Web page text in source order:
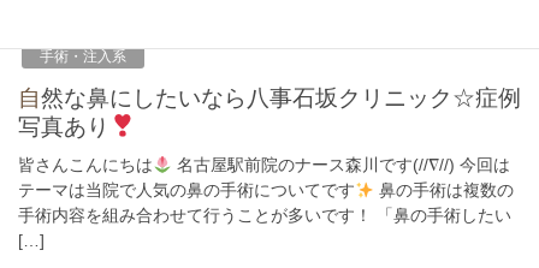
手術・注入系
自然な鼻にしたいなら八事石坂クリニック☆症例
写真あり
皆さんこんにちは
名古屋駅前院のナース森川です(//∇//) 今回は
テーマは当院で人気の鼻の手術についてです
鼻の手術は複数の
手術内容を組み合わせて行うことが多いです！ 「鼻の手術したい
[…]